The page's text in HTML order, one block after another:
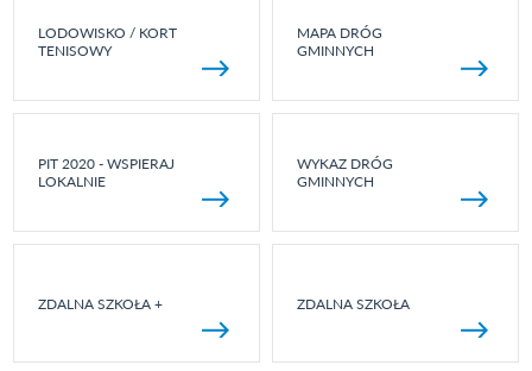
LODOWISKO / KORT
TENISOWY
MAPA DRÓG
GMINNYCH
PIT 2020 - WSPIERAJ
LOKALNIE
WYKAZ DRÓG
GMINNYCH
ZDALNA SZKOŁA + ZDALNA SZKOŁA